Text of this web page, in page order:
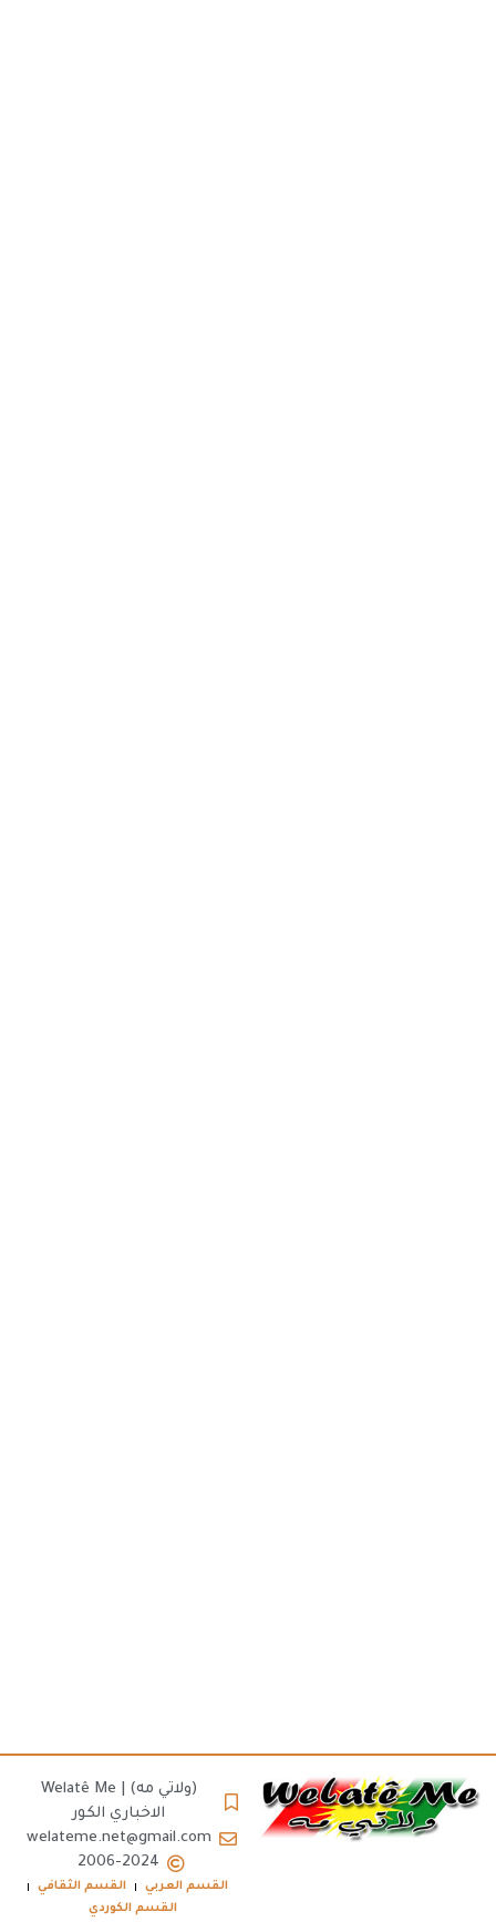
(ولاتي مه) | Welatê Me
الاخباري الكور
welateme.net@gmail.com
2006-2024
القسم العربي
القسم الثقافي
القسم الكوردي